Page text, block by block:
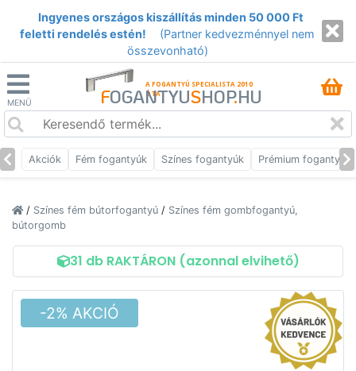
Ingyenes országos kiszállítás minden 50 000 Ft
feletti rendelés estén!
(Partner kedvezménnyel nem
összevonható)
MENÜ
A FOGANTYÚ SPECIALISTA 2010
ÓTA
FOGANTYUSHOP.HU
Akciók Fém fogantyúk Színes fogantyúk Prémium fogantyúk
/ Színes fém bútorfogantyú / Színes fém gombfogantyú,
bútorgomb
31 db RAKTÁRON (azonnal elvihető)
-2% AKCIÓ